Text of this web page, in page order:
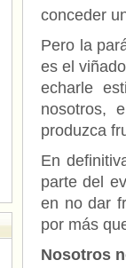
conceder
Pero la
es el
echarle
nosotros,
produzca
En
parte del
en no dar
por más
Nosotros